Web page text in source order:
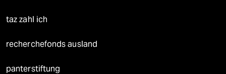
taz zahl ich
recherchefonds ausland
panterstiftung